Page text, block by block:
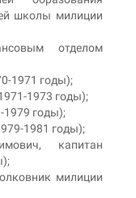
школы милиции
отделом
1971 годы);
1973 годы);
1979 годы);
1981 годы);
капитан
милиции